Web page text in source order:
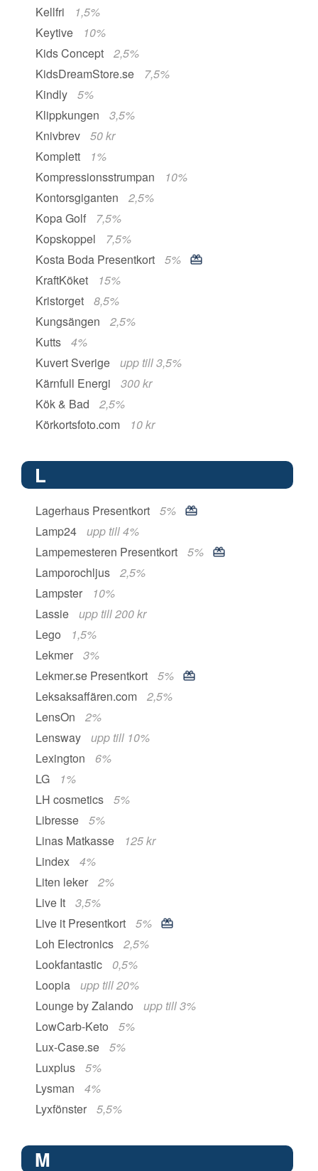
Kellfri
1,5%
Keytive
10%
Kids Concept
2,5%
KidsDreamStore.se
7,5%
Kindly
5%
Klippkungen
3,5%
Knivbrev
50 kr
Komplett
1%
Kompressionsstrumpan
10%
Kontorsgiganten
2,5%
Kopa Golf
7,5%
Kopskoppel
7,5%
Kosta Boda Presentkort
5%
KraftKöket
15%
Kristorget
8,5%
Kungsängen
2,5%
Kutts
4%
Kuvert Sverige
upp till 3,5%
Kärnfull Energi
300 kr
Kök & Bad
2,5%
Körkortsfoto.com
10 kr
L
Lagerhaus Presentkort
5%
Lamp24
upp till 4%
Lampemesteren Presentkort
5%
Lamporochljus
2,5%
Lampster
10%
Lassie
upp till 200 kr
Lego
1,5%
Lekmer
3%
Lekmer.se Presentkort
5%
Leksaksaffären.com
2,5%
LensOn
2%
Lensway
upp till 10%
Lexington
6%
LG
1%
LH cosmetics
5%
Libresse
5%
Linas Matkasse
125 kr
Lindex
4%
Liten leker
2%
Live It
3,5%
Live it Presentkort
5%
Loh Electronics
2,5%
Lookfantastic
0,5%
Loopia
upp till 20%
Lounge by Zalando
upp till 3%
LowCarb-Keto
5%
Lux-Case.se
5%
Luxplus
5%
Lysman
4%
Lyxfönster
5,5%
M